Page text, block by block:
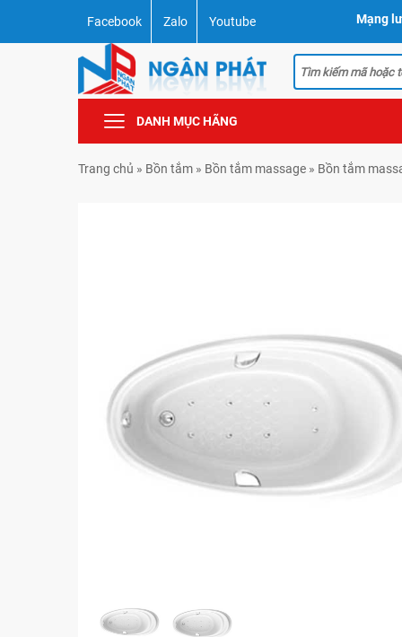
Facebook Zalo Youtube Mạng
DANH MỤC HÃNG
Trang chủ » Bồn tắm » Bồn tắm massage » Bồn tắm